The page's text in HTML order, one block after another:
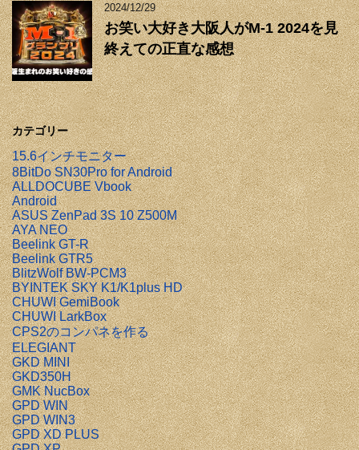
2024/12/29
お笑い大好き大阪人がM-1 2024を見
終えての正直な感想
カテゴリー
15.6インチモニター
8BitDo SN30Pro for Android
ALLDOCUBE Vbook
Android
ASUS ZenPad 3S 10 Z500M
AYA NEO
Beelink GT-R
Beelink GTR5
BlitzWolf BW-PCM3
BYINTEK SKY K1/K1plus HD
CHUWI GemiBook
CHUWI LarkBox
CPS2のコンパネを作る
ELEGIANT
GKD MINI
GKD350H
GMK NucBox
GPD WIN
GPD WIN3
GPD XD PLUS